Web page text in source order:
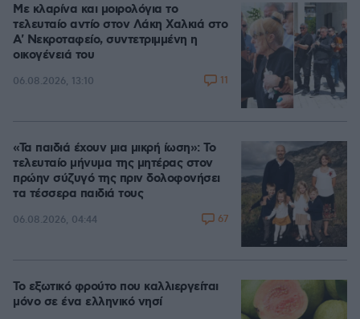
Με κλαρίνα και μοιρολόγια το
τελευταίο αντίο στον Λάκη Χαλκιά στο
A' Νεκροταφείο, συντετριμμένη η
οικογένειά του
06.08.2026, 13:10 11
«Τα παιδιά έχουν μια μικρή ίωση»: Το
τελευταίο μήνυμα της μητέρας στον
πρώην σύζυγό της πριν δολοφονήσει
τα τέσσερα παιδιά τους
06.08.2026, 04:44 67
Το εξωτικό φρούτο που καλλιεργείται
μόνο σε ένα ελληνικό νησί